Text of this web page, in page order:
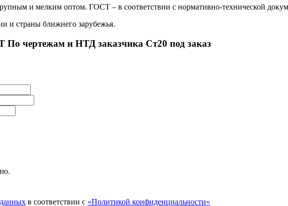
и мелким оптом. ГОСТ – в соответствии с нормативно-технической
и страны ближнего зарубежья.
чертежам и НТД заказчика Ст20 под заказ
в соответствии с «Политикой конфиденциальности»